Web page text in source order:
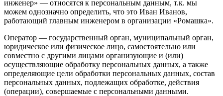
инженер» — относятся к персональным данным, т.к. мы
можем однозначно определить, что это Иван Иванов,
работающий главным инженером в организации «Ромашка».
Оператор — государственный орган, муниципальный орган,
юридическое или физическое лицо, самостоятельно или
совместно с другими лицами организующие и (или)
осуществляющие обработку персональных данных, а также
определяющие цели обработки персональных данных, состав
персональных данных, подлежащих обработке, действия
(операции), совершаемые с персональными данными.